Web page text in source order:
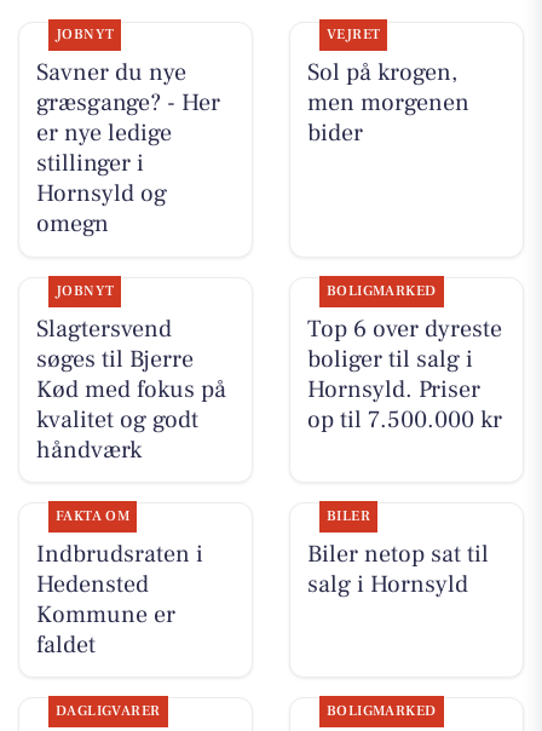
JOBNYT
Savner du nye
græsgange? - Her
er nye ledige
stillinger i
Hornsyld og
omegn
VEJRET
Sol på krogen,
men morgenen
bider
JOBNYT
Slagtersvend
søges til Bjerre
Kød med fokus på
kvalitet og godt
håndværk
BOLIGMARKED
Top 6 over dyreste
boliger til salg i
Hornsyld. Priser
op til 7.500.000 kr
FAKTA OM
Indbrudsraten i
Hedensted
Kommune er
faldet
BILER
Biler netop sat til
salg i Hornsyld
DAGLIGVARER BOLIGMARKED